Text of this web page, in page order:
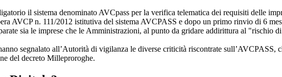
il sistema denominato AVCpass per la verifica telematica dei requisiti delle
AVCP n. 111/2012 istitutiva del sistema AVCPASS e dopo un primo rinvio di 6
sia le imprese che le Amministrazioni, al punto da gridare addirittura al "rischio
segnalato all’Autorità di vigilanza le diverse criticità riscontrate
del decreto Milleproroghe.